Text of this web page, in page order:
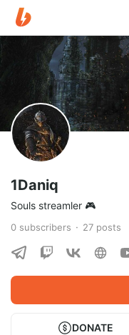
1Daniq
Souls streamler 🎮
0 subscribers 27 posts
DONATE